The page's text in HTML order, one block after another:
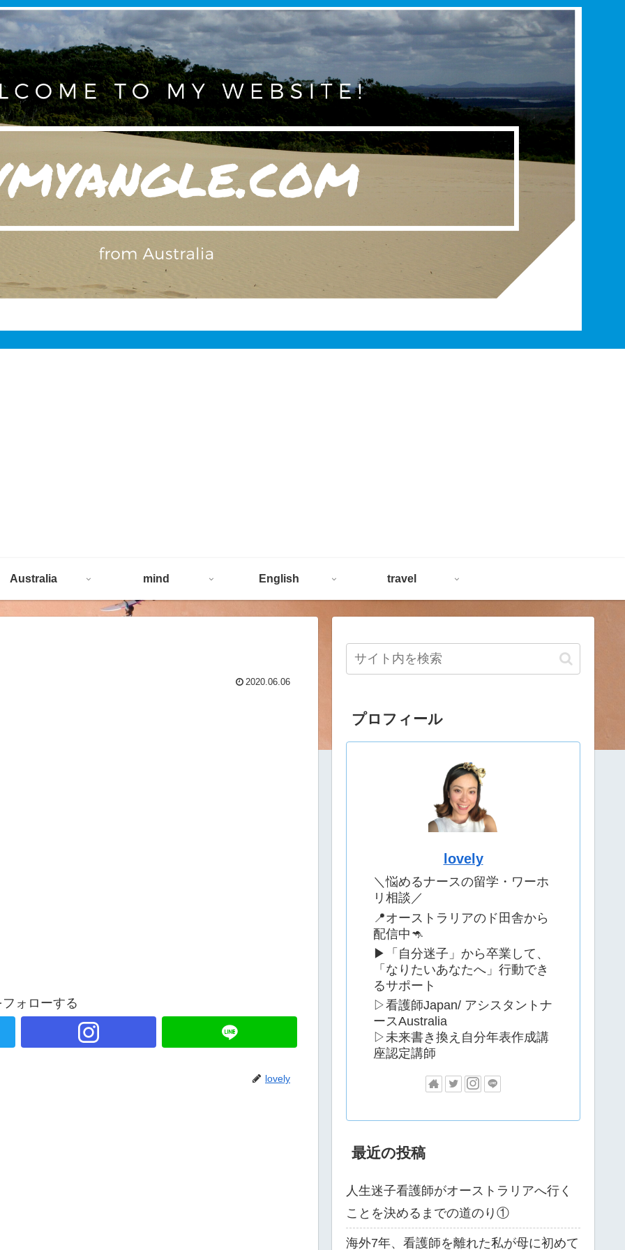
Australia mind English travel
2020.06.06
ォローする
lovely
プロフィール
lovely
＼悩めるナースの留学・ワーホ
リ相談／
📍オーストラリアのド田舎から
配信中🦘
▶「自分迷子」から卒業して、
「なりたいあなたへ」行動でき
るサポート
▷看護師Japan/ アシスタントナ
ースAustralia
▷未来書き換え自分年表作成講
座認定講師
最近の投稿
人生迷子看護師がオーストラリアへ行く
ことを決めるまでの道のり①
海外7年、看護師を離れた私が母に初めて